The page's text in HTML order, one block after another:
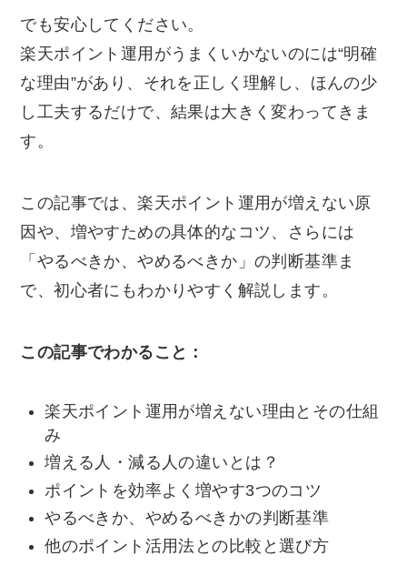
でも安心してください。
楽天ポイント運用がうまくいかないのには“明確
な理由”があり、それを正しく理解し、ほんの少
し工夫するだけで、結果は大きく変わってきま
す。
この記事では、楽天ポイント運用が増えない原
因や、増やすための具体的なコツ、さらには
「やるべきか、やめるべきか」の判断基準ま
で、初心者にもわかりやすく解説します。
この記事でわかること：
楽天ポイント運用が増えない理由とその仕組
み
増える人・減る人の違いとは？
ポイントを効率よく増やす3つのコツ
やるべきか、やめるべきかの判断基準
他のポイント活用法との比較と選び方